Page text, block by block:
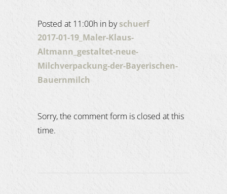
Posted at 11:00h in byschuerf
2017-01-19_Maler-Klaus-
Altmann_gestaltet-neue-
Milchverpackung-der-Bayerischen-
Bauernmilch
Sorry, the comment form is closed at this
time.